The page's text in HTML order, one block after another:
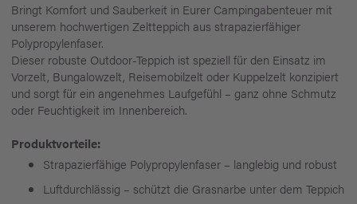
Bringt Komfort und Sauberkeit in Eurer Campingabenteuer mit
unserem hochwertigen Zeltteppich aus strapazierfähiger
Polypropylenfaser.
Dieser robuste Outdoor-Teppich ist speziell für den Einsatz im
Vorzelt, Bungalowzelt, Reisemobilzelt oder Kuppelzelt konzipiert
und sorgt für ein angenehmes Laufgefühl – ganz ohne Schmutz
oder Feuchtigkeit im Innenbereich.
Produktvorteile:
Strapazierfähige Polypropylenfaser – langlebig und robust
Luftdurchlässig – schützt die Grasnarbe unter dem Teppich